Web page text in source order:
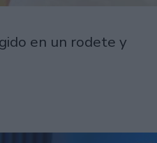
en un rodete y